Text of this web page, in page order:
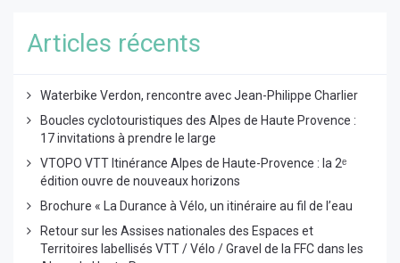
Articles récents
Waterbike Verdon, rencontre avec Jean-Philippe Charlier
Boucles cyclotouristiques des Alpes de Haute Provence :
17 invitations à prendre le large
VTOPO VTT Itinérance Alpes de Haute-Provence : la 2ᵉ
édition ouvre de nouveaux horizons
Brochure « La Durance à Vélo, un itinéraire au fil de l’eau
Retour sur les Assises nationales des Espaces et
Territoires labellisés VTT / Vélo / Gravel de la FFC dans les